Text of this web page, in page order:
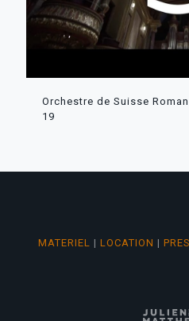
Orchestre de Suisse
19
MATERIEL | LOCATION |